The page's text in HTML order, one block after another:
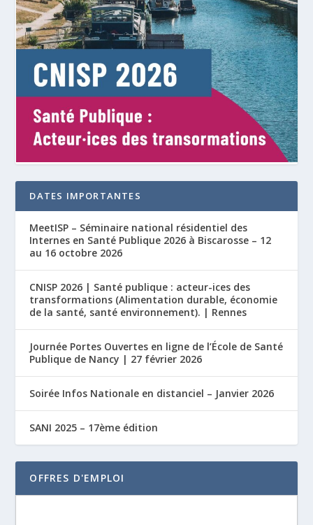
DATES IMPORTANTES
MeetISP – Séminaire national résidentiel des
Internes en Santé Publique 2026 à Biscarosse – 12
au 16 octobre 2026
CNISP 2026 | Santé publique : acteur-ices des
transformations (Alimentation durable, économie
de la santé, santé environnement). | Rennes
Journée Portes Ouvertes en ligne de l’École de Santé
Publique de Nancy | 27 février 2026
Soirée Infos Nationale en distanciel – Janvier 2026
SANI 2025 – 17ème édition
OFFRES D'EMPLOI